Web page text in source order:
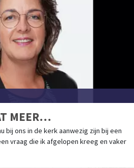
MEER…
bij ons in de kerk aanwezig zijn bij een
vraag die ik afgelopen kreeg en vaker